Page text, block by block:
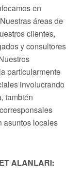
en
áreas de
clientes,
y consultores
particularmente
involucrando
también
asuntos locales
ALANLARI: